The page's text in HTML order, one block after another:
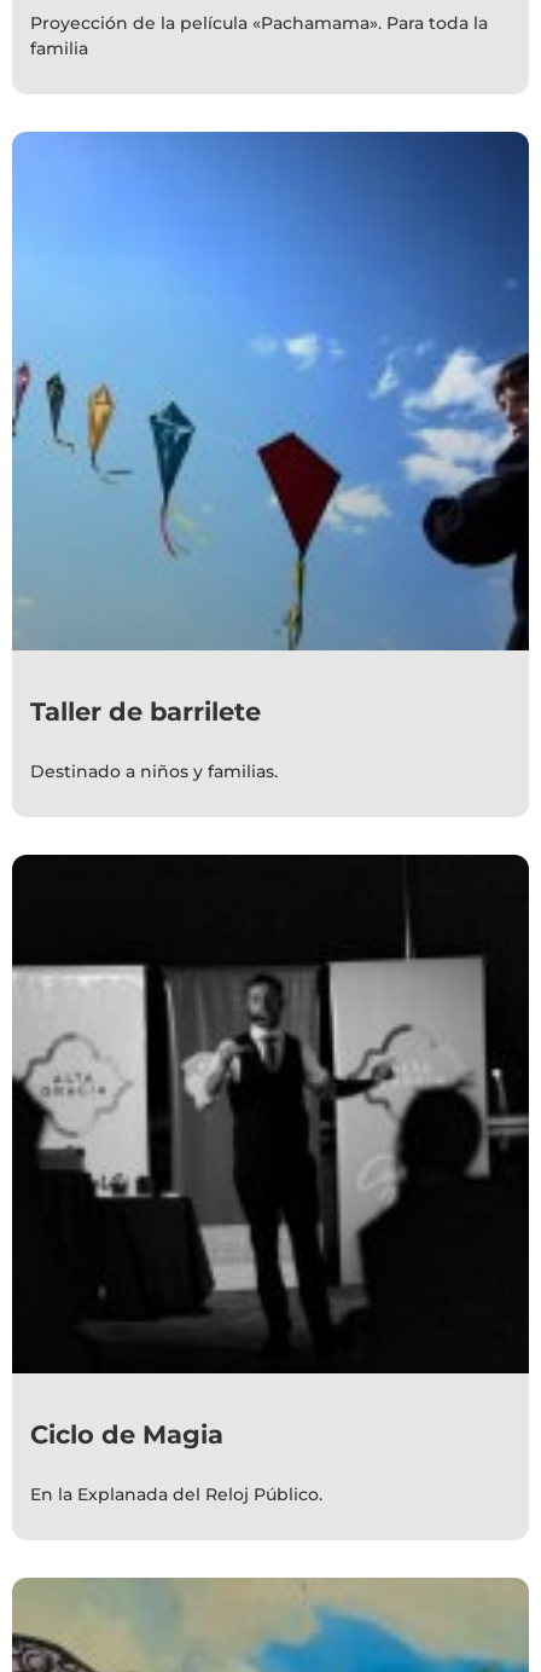
Proyección de la película «Pachamama». Para toda la
familia
Taller de barrilete
Destinado a niños y familias.
Ciclo de Magia
En la Explanada del Reloj Público.